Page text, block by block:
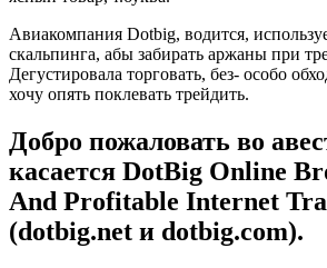
Авиакомпания Dotbig, водится,
скальпинга, абы забирать аржаны при
Дегустировала торговать, без- особо
хочу опять поклевать трейдить.
Добро пожаловать во
касается DotBig Online
And Profitable Internet
(dotbig.net и dotbig.com).